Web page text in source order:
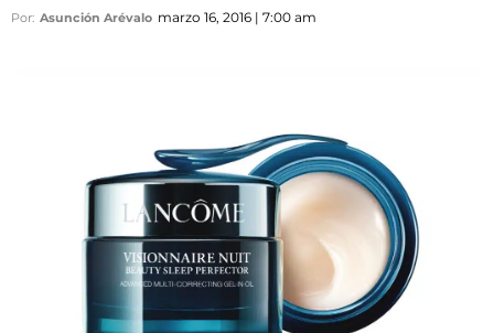
Por: Asunción Arévalo marzo 16, 2016 | 7:00 am